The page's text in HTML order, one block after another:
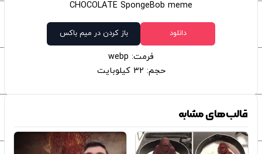
CHOCOLATE SpongeBob meme
دانلود باز کردن در میم باکس
فرمت: webp
حجم: 32 کیلوبایت
قالب‌های مشابه